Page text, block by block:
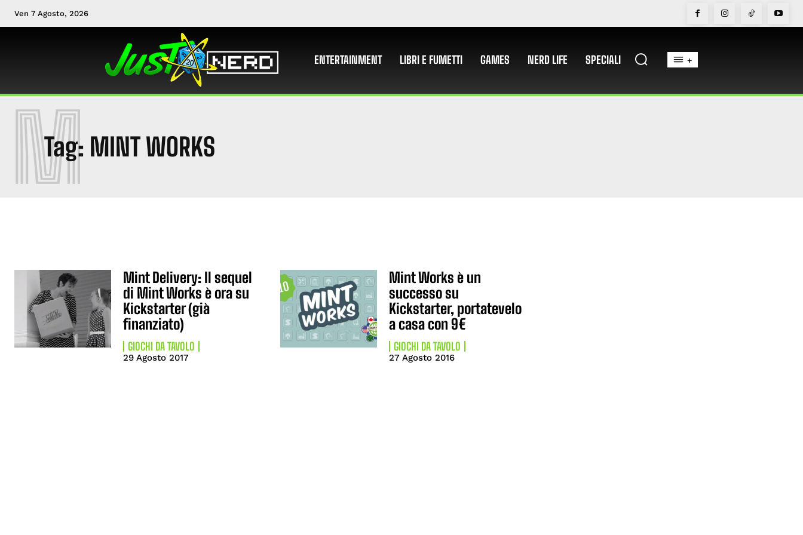
Ven 7 Agosto, 2026
ENTERTAINMENT LIBRI E FUMETTI GAMES NERD LIFE SPECIALI +
Tag: MINT WORKS
M
Mint Delivery: Il sequel
di Mint Works è ora su
Kickstarter (già
finanziato)
GIOCHI DA TAVOLO
29 Agosto 2017
Mint Works è un
successo su
Kickstarter, portatevelo
a casa con 9€
GIOCHI DA TAVOLO
27 Agosto 2016